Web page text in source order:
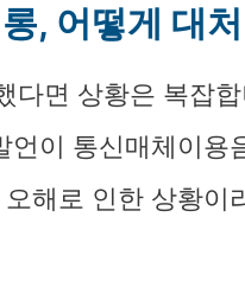
, 어떻게 대
다면 상황은 복잡
언이 통신매체이용
해로 인한 상황이